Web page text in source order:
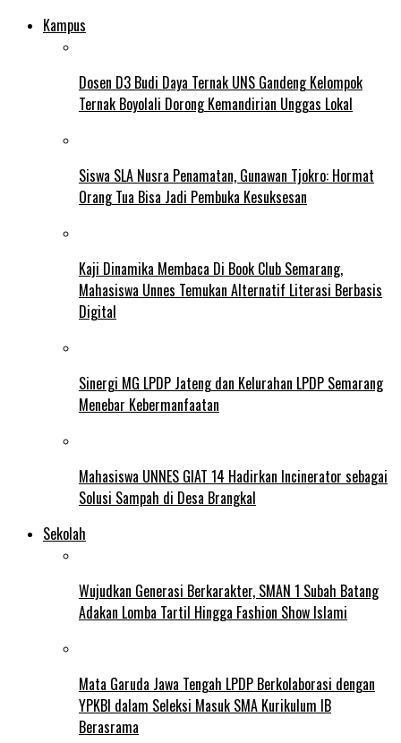
Kampus
Dosen D3 Budi Daya Ternak UNS Gandeng Kelompok
Ternak Boyolali Dorong Kemandirian Unggas Lokal
Siswa SLA Nusra Penamatan, Gunawan Tjokro: Hormat
Orang Tua Bisa Jadi Pembuka Kesuksesan
Kaji Dinamika Membaca Di Book Club Semarang,
Mahasiswa Unnes Temukan Alternatif Literasi Berbasis
Digital
Sinergi MG LPDP Jateng dan Kelurahan LPDP Semarang
Menebar Kebermanfaatan
Mahasiswa UNNES GIAT 14 Hadirkan Incinerator sebagai
Solusi Sampah di Desa Brangkal
Sekolah
Wujudkan Generasi Berkarakter, SMAN 1 Subah Batang
Adakan Lomba Tartil Hingga Fashion Show Islami
Mata Garuda Jawa Tengah LPDP Berkolaborasi dengan
YPKBI dalam Seleksi Masuk SMA Kurikulum IB
Berasrama